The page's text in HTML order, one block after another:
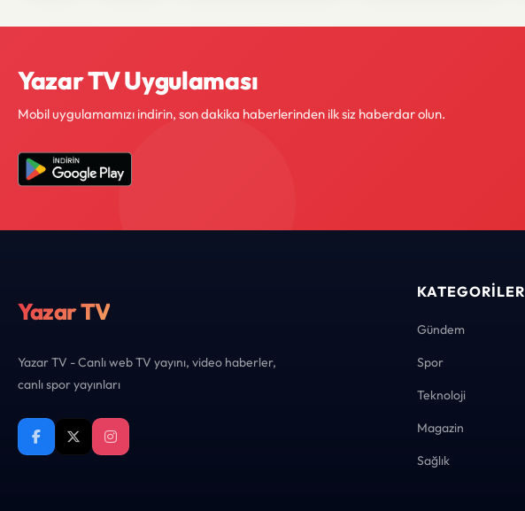
Yazar TV Uygulaması
Mobil uygulamamızı indirin, son dakika haberlerinden ilk siz haberdar olun.
Yazar TV
Yazar TV - Canlı web TV yayını, video haberler,
canlı spor yayınları
KATEGORILER
Gündem
Spor
Teknoloji
Magazin
Sağlık